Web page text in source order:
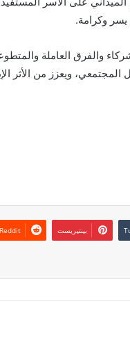
وكرامة.
والفرق العاملة
ويعزز من الأثر
بينتيريست